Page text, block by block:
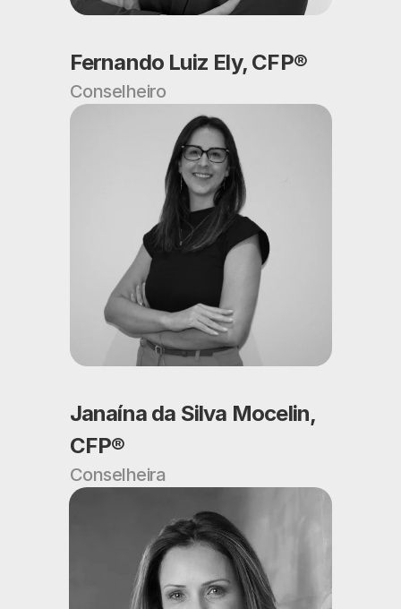
Fernando Luiz Ely, CFP®
Conselheiro
Janaína da Silva Mocelin,
CFP®
Conselheira